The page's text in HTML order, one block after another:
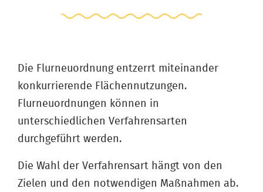
Die Flurneuordnung entzerrt miteinander
konkurrierende Flächennutzungen.
Flurneuordnungen können in
unterschiedlichen Verfahrensarten
durchgeführt werden.
Die Wahl der Verfahrensart hängt von den
Zielen und den notwendigen Maßnahmen ab.